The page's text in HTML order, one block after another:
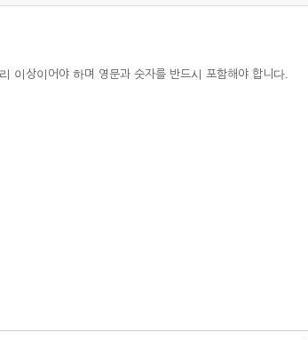
회사가 이를 심사, 승낙함으로써 성립하며, 회사는 신청자
자 하는 경우에는 해당 아이디를 해지하고 재가입해야 합니
은 자의 일체의 권리를 제한할 수 있습니다.
이상이어야 하며 영문과 숫자를 반드시 포함해야 합니다.